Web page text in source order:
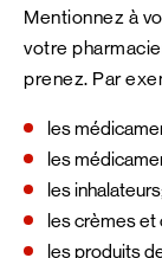
Mentionnez à
votre
prenez. Par
les
les
les
les crèmes et
les produits